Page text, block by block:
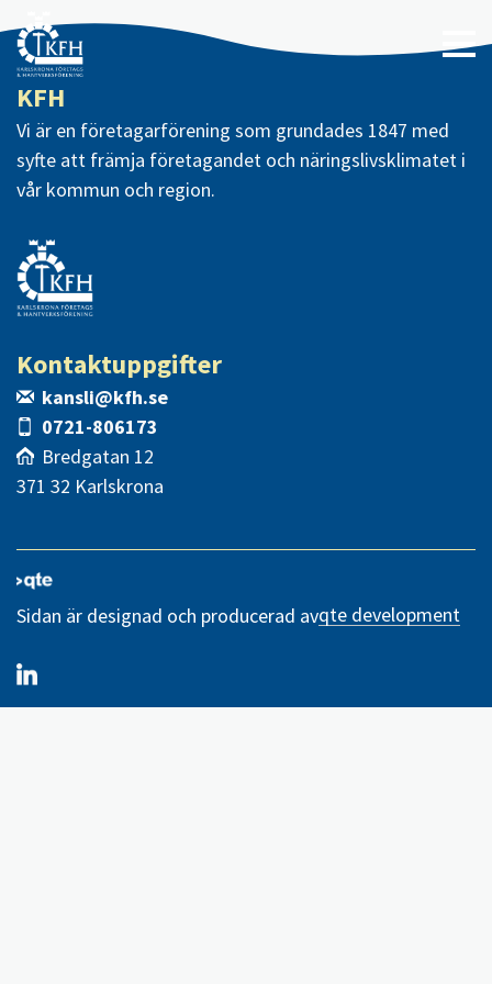
KFH
Vi är en företagarförening som grundades 1847 med
syfte att främja företagandet och näringslivsklimatet i
vår kommun och region.
Kontaktuppgifter
kansli@kfh.se
0721-806173
Bredgatan 12
371 32 Karlskrona
Sidan är designad och producerad avqte development